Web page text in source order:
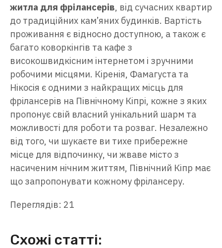
житла для фрілансерів, від сучасних квартир
до традиційних кам’яних будинків. Вартість
проживання є відносно доступною, а також є
багато коворкінгів та кафе з
високошвидкісним інтернетом і зручними
робочими місцями. Кіренія, Фамагуста та
Нікосія є одними з найкращих місць для
фрілансерів на Північному Кіпрі, кожне з яких
пропонує свій власний унікальний шарм та
можливості для роботи та розваг. Незалежно
від того, чи шукаєте ви тихе прибережне
місце для відпочинку, чи жваве місто з
насиченим нічним життям, Північний Кіпр має
що запропонувати кожному фрілансеру.
Переглядів: 21
Схожі статті: